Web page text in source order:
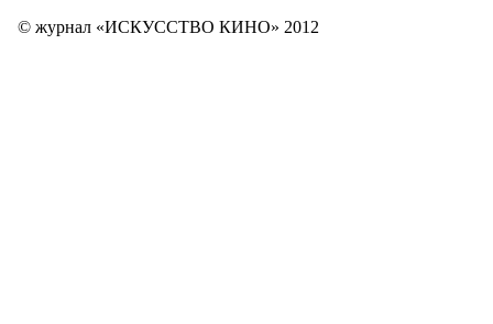
© журнал «ИСКУССТВО КИНО» 2012